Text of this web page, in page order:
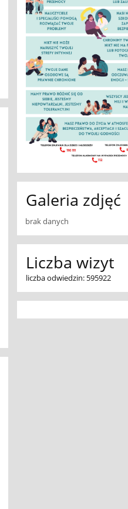
Galeria zdjęć
brak danych
Liczba wizyt
liczba odwiedzin: 595922